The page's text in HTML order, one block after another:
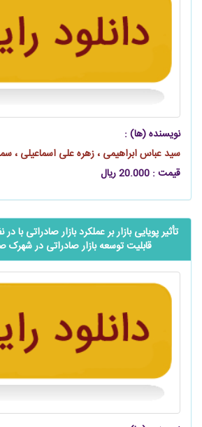
نویسنده (ها) :
سید عباس ابراهیمی ، زهره علی اسماعیلی ،
قیمت : 20.000 ریال
تأثیر پویایی بازار بر عملکرد بازار صادراتی
قابلیت توسعه بازار صادراتی در شهرک